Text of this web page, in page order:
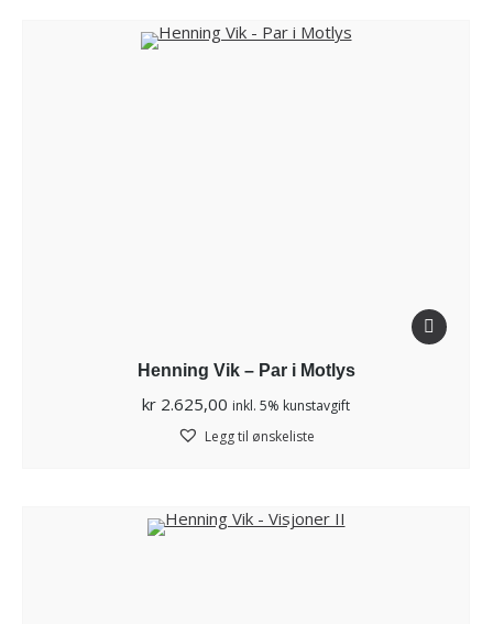
Henning Vik – Par i Motlys
kr 2.625,00 inkl. 5% kunstavgift
Legg til ønskeliste